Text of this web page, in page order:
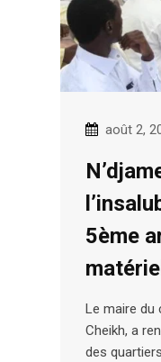
août 2,
5ème
Le maire du
Cheikh, a
des